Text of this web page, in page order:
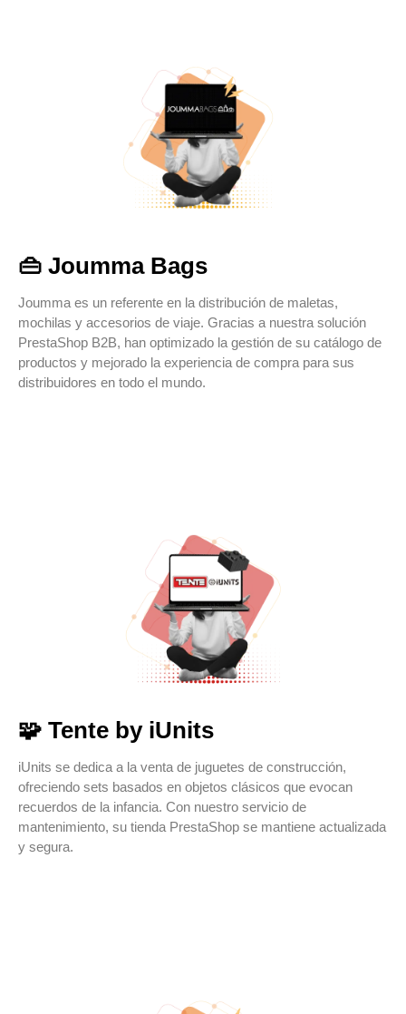
👜 Joumma Bags​
Joumma es un referente en la distribución de maletas,
mochilas y accesorios de viaje. Gracias a nuestra solución
PrestaShop B2B, han optimizado la gestión de su catálogo de
productos y mejorado la experiencia de compra para sus
distribuidores en todo el mundo.
🧩 Tente by iUnits
iUnits se dedica a la venta de juguetes de construcción,
ofreciendo sets basados en objetos clásicos que evocan
recuerdos de la infancia. Con nuestro servicio de
mantenimiento, su tienda PrestaShop se mantiene actualizada
y segura.